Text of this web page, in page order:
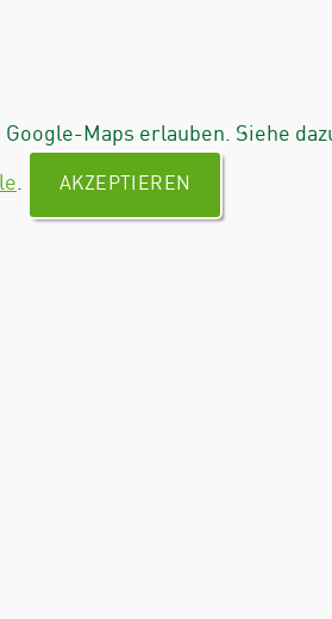
Maps erlauben. Siehe
AKZEPTIEREN